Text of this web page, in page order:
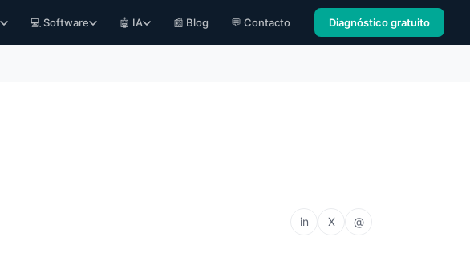
💻 Software 🤖 IA 📰 Blog 💬 Contacto Diagnóstico gratuito
in X @